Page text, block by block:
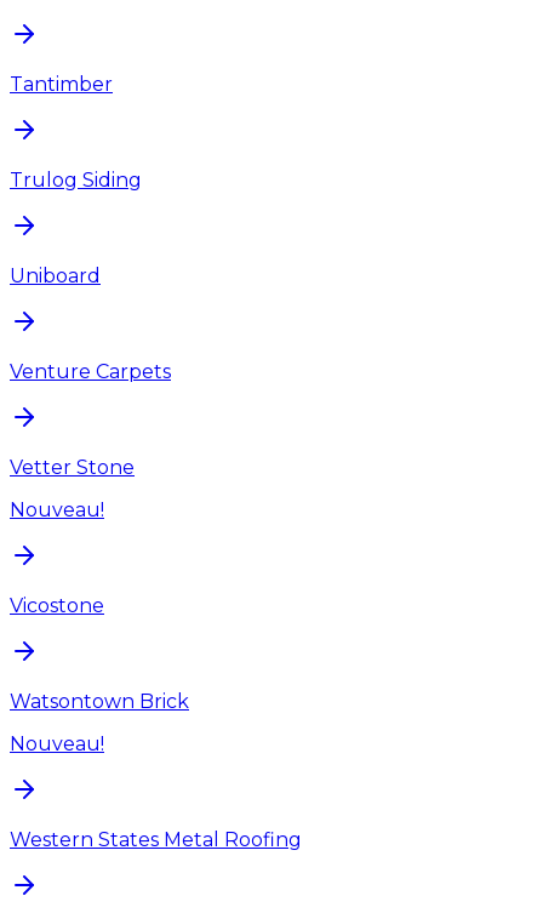
Tantimber
Trulog Siding
Uniboard
Venture Carpets
Vetter Stone
Nouveau!
Vicostone
Watsontown Brick
Nouveau!
Western States Metal Roofing